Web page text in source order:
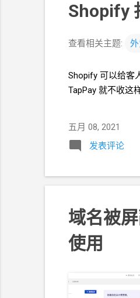
Shopify
查看相关主题:
Shopify 可以给客
TapPay 就不收这
五月 08, 2021
发表评论
域名被
使用